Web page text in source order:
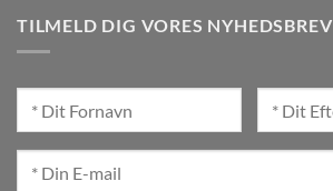
TILMELD DIG VORES NYHEDSBREV